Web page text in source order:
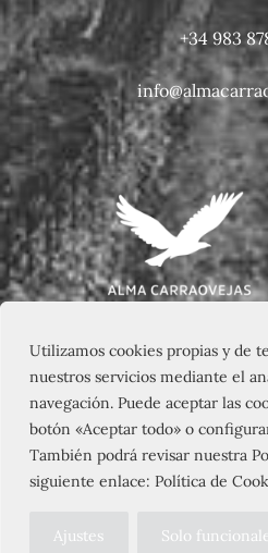
Utilizamos cookies propias y de
nuestros servicios mediante el
navegación. Puede aceptar las
botón «Aceptar todo» o
También podrá revisar nuestra
siguiente enlace: Política de
Ajustes Solo
+34 983
© 2026 – PAGO DE